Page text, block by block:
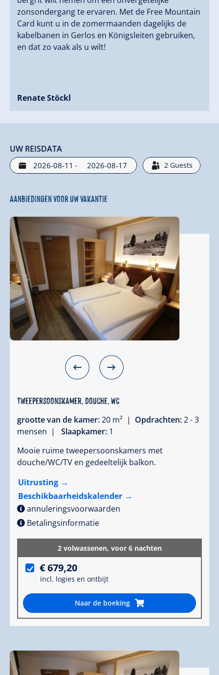
zonsondergang te ervaren. Met de Free Mountain
Card kunt u in de zomermaanden dagelijks de
kabelbanen in Gerlos en Königsleiten gebruiken,
en dat zo vaak als u wilt!
Renate Stöckl
UW REISDATA
- 2 Guests
Aanbiedingen voor uw vakantie
Tweepersoonskamer, douche, WC
grootte van de kamer:20 m² | Opdrachten:2 - 3
mensen |
Slaapkamer: 1
Mooie ruime tweepersoonskamers met
douche/WC/TV en gedeeltelijk balkon.
Uitrusting
Beschikbaarheidskalender
annuleringsvoorwaarden
Betalingsinformatie
2 volwassenen, voor 6 nachten
€ 679,20
incl. logies en ontbijt
Naar de boeking